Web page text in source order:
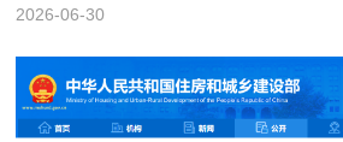
2026-06-30